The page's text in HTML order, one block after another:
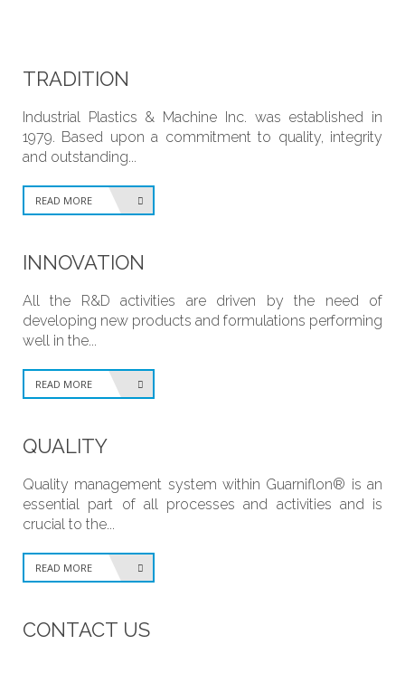
TRADITION
Industrial Plastics & Machine Inc. was established in
1979. Based upon a commitment to quality, integrity
and outstanding...
READ MORE
INNOVATION
All the R&D activities are driven by the need of
developing new products and formulations performing
well in the...
READ MORE
QUALITY
Quality management system within Guarniflon® is an
essential part of all processes and activities and is
crucial to the...
READ MORE
CONTACT US